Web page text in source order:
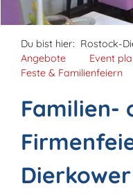
Du bist hier: Rostock-
Angebote
Event
Feste & Familienfeiern
Familien-